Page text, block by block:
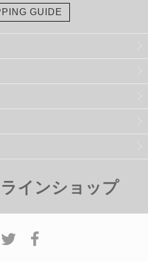
GUIDE
インショップ